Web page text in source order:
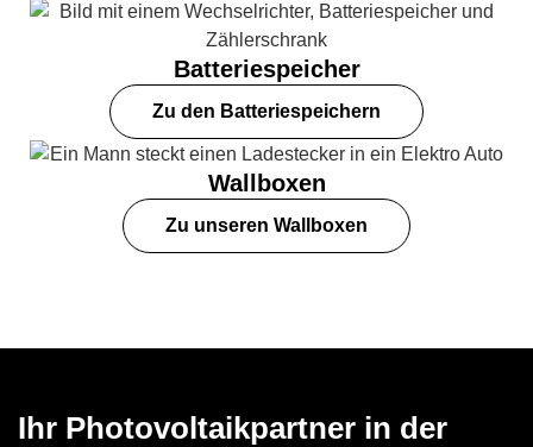
Batteriespeicher
Zu den Batteriespeichern
Wallboxen
Zu unseren Wallboxen
Ihr Photovoltaikpartner in der